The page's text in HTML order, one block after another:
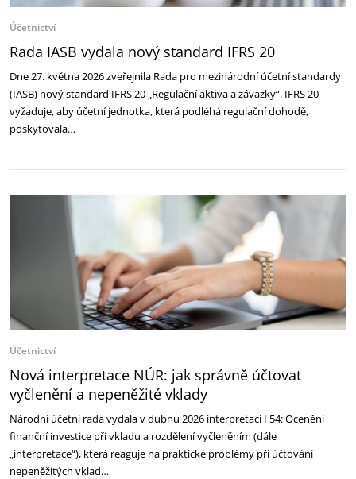
Účetnictví
Rada IASB vydala nový standard IFRS 20
Dne 27. května 2026 zveřejnila Rada pro mezinárodní účetní standardy
(IASB) nový standard IFRS 20 „Regulační aktiva a závazky“. IFRS 20
vyžaduje, aby účetní jednotka, která podléhá regulační dohodě,
poskytovala…
Účetnictví
Nová interpretace NÚR: jak správně účtovat
vyčlenění a nepeněžité vklady
Národní účetní rada vydala v dubnu 2026 interpretaci I 54: Ocenění
finanční investice při vkladu a rozdělení vyčleněním (dále
„interpretace“), která reaguje na praktické problémy při účtování
nepeněžitých vklad…